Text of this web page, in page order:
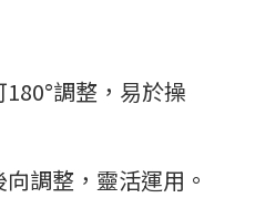
調整，易於操
調整，靈活運用。